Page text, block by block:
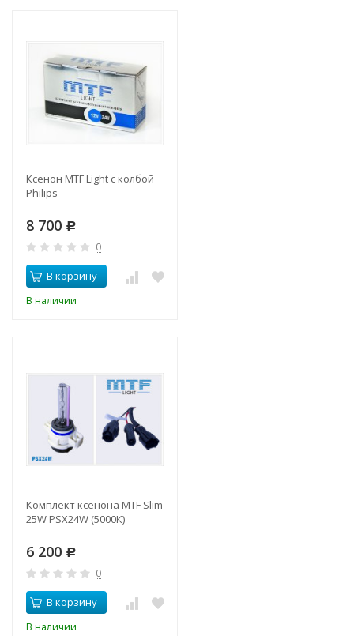
Ксенон MTF Light с колбой
Philips
8 700 Р
0
В корзину
В наличии
Комплект ксенона MTF Slim
25W PSX24W (5000К)
6 200 Р
0
В корзину
В наличии